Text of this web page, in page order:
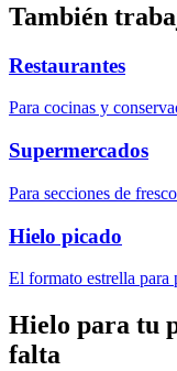
También
Restaurantes
Para cocinas y
Supermercados
Para secciones de
Hielo picado
El formato estrella para
Hielo para tu
falta